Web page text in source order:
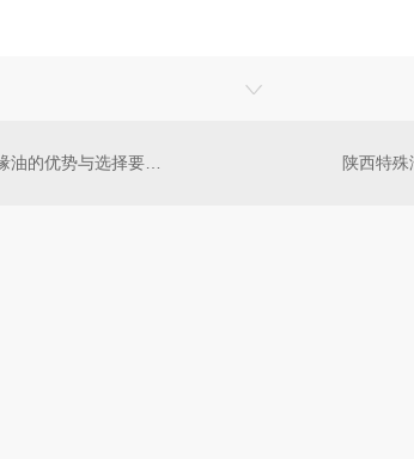
陕西变压器绝缘油的优势与选择要点解析